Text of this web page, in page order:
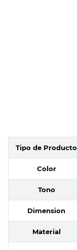
Tipo de Producto
Color
Tono
Dimension
Material